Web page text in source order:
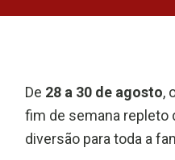
De 28 a 30 de agosto,
fim de semana repleto
diversão para toda a